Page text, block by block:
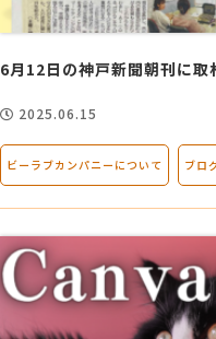
6月12日の神戸新聞朝刊に取
2025.06.15
ビーラブカンパニーについて ブロ